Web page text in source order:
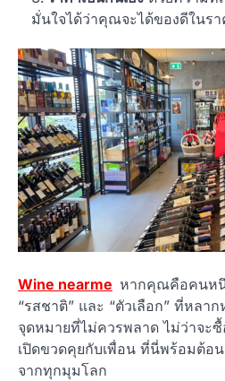
มั่นใจได้ว่าคุณจะได้ของดีในร
Wine nearme หากคุณคือคนห
“รสชาติ” และ “ตัวเลือก” ที่หลา
จุดหมายที่ไม่ควรพลาด ไม่ว่าจะ
เปิดขวดคุยกับเพื่อน ที่นี่พร้อมต้อ
จากทุกมุมโลก